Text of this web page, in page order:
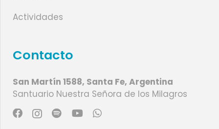
Actividades
Contacto
San Martín 1588, Santa Fe, Argentina
Santuario Nuestra Señora de los Milagros